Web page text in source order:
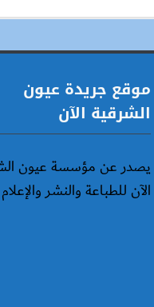
موقع جريدة عيون
الشرقية الآن
يصدر عن مؤسسة عيون
الآن للطباعة والنشر والإعلام